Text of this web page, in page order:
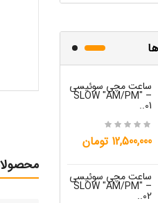
ساعت مچی سوئیسی
SLOW "AM/PM" –
01..
12,500,000 تومان
ساعت مچی سوئیسی
SLOW "AM/PM" –
02..